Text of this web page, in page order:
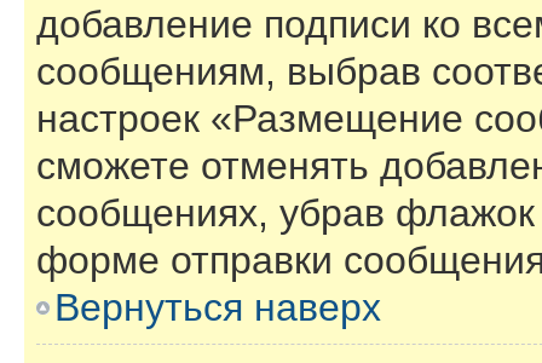
добавление подписи ко
сообщениям, выбрав
настроек «Размещение
сможете отменять
сообщениях, убрав
форме отправки
Вернуться наверх